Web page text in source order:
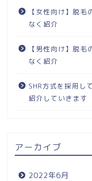
【女性向け】脱
なく紹介
【男性向け】脱
なく紹介
SHR方式を採用し
紹介していきます
アーカイブ
2022年6月